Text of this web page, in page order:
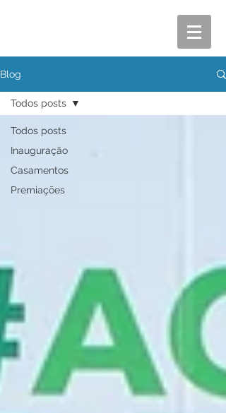
Blog
Todos posts
Inauguração
Casamentos
Premiações
Todos posts